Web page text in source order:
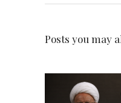
Posts you may